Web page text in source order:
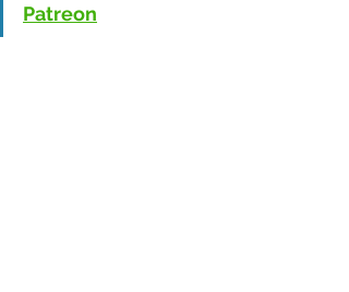
Patreon